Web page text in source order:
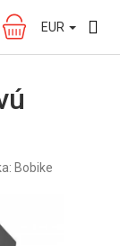
NÁKUPNÝ
KOŠÍK
EUR
Bobike